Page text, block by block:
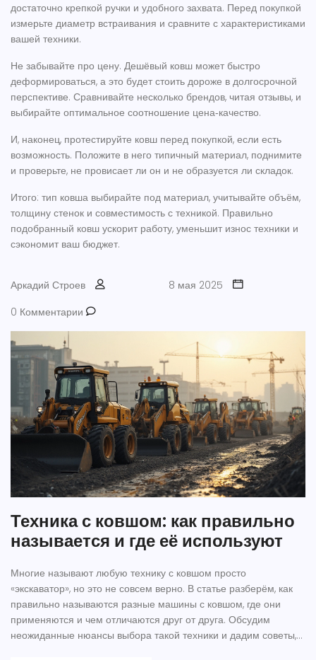
достаточно крепкой ручки и удобного захвата. Перед покупкой
измерьте диаметр встраивания и сравните с характеристиками
вашей техники.
Не забывайте про цену. Дешёвый ковш может быстро
деформироваться, а это будет стоить дороже в долгосрочной
перспективе. Сравнивайте несколько брендов, читая отзывы, и
выбирайте оптимальное соотношение цена‑качество.
И, наконец, протестируйте ковш перед покупкой, если есть
возможность. Положите в него типичный материал, поднимите
и проверьте, не провисает ли он и не образуется ли складок.
Итого: тип ковша выбирайте под материал, учитывайте объём,
толщину стенок и совместимость с техникой. Правильно
подобранный ковш ускорит работу, уменьшит износ техники и
сэкономит ваш бюджет.
Аркадий Строев
8 мая 2025
0 Комментарии
Техника с ковшом: как правильно
называется и где её используют
Многие называют любую технику с ковшом просто
«экскаватор», но это не совсем верно. В статье разберём, как
правильно называются разные машины с ковшом, где они
применяются и чем отличаются друг от друга. Обсудим
неожиданные нюансы выбора такой техники и дадим советы,